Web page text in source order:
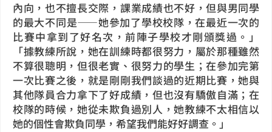
內向，也不擅長交際，課業成績也不好，但與男同學
的最大不同是——她參加了學校校隊，在最近一次的
比賽中拿到了好名次，前陣子學校才剛頒獎過。」
「據教練所說，她在訓練時都很努力，屬於那種雖然
不算很聰明，但很老實、很努力的學生；在參加完第
一次比賽之後，就是剛剛我們談過的近期比賽，她與
其他隊員合力拿下了好成績，但也沒有驕傲自滿；在
校隊的時候，她從未欺負過別人，她教練不太相信以
她的個性會欺負同學，希望我們能好好調查。」